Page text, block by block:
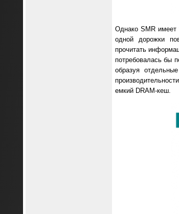
Однако SMR имеет
одной дорожки
прочитать
потребовалась бы
образуя
емкий DRAM-кеш.